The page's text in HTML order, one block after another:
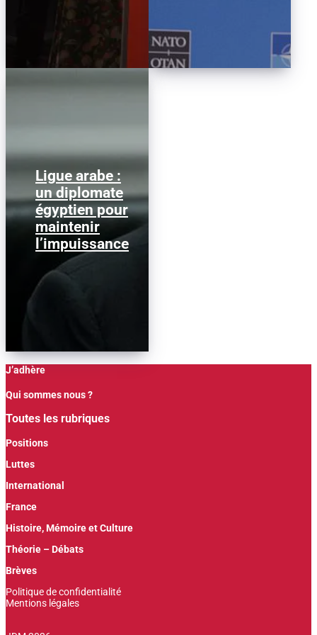
Ligue arabe :
un diplomate
égyptien pour
maintenir
l’impuissance
Nabil Fahmy, ancien
ministre égyptien des
Affaires étrangères, a
été désigné secrétaire
général de...
J’adhère
Qui sommes nous ?
Toutes les rubriques
Positions
Luttes
International
France
Histoire, Mémoire et Culture
Théorie – Débats
Brèves
Politique de confidentialité
Mentions légales